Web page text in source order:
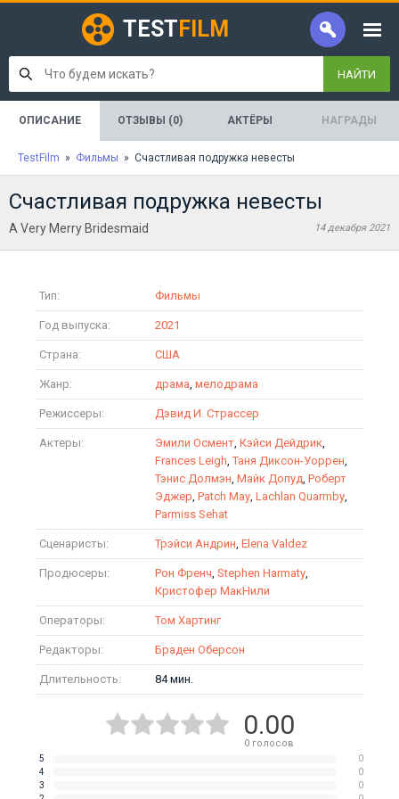
TEST FILM
НАЙТИ
ОПИСАНИЕ ОТЗЫВЫ (0) АКТЁРЫ НАГРАДЫ
TestFilm » Фильмы » Счастливая подружка невесты
Счастливая подружка невесты
A Very Merry Bridesmaid 14 декабря 2021
Тип: Фильмы
Год выпуска: 2021
Страна: США
Жанр: драма, мелодрама
Режиссеры: Дэвид И. Страссер
Актеры: Эмили Осмент, Кэйси Дейдрик,
Frances Leigh,Таня Диксон-Уоррен,
Тэнис Долмэн, Майк Допуд, Роберт
Эджер, Patch May, Lachlan Quarmby,
Parmiss Sehat
Сценаристы: Трэйси Андрин, Elena Valdez
Продюсеры: Рон Френч, Stephen Harmaty,
Кристофер МакНили
Операторы: Том Хартинг
Редакторы: Браден Оберсон
Длительность: 84 мин.
0.00
0голосов
5
0
4
0
3
0